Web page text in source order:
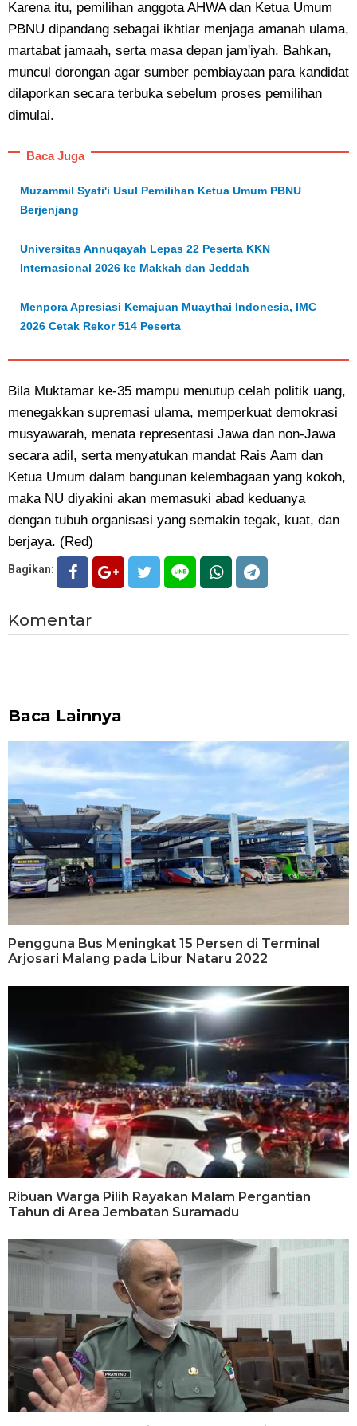
Karena itu, pemilihan anggota AHWA dan Ketua Umum
PBNU dipandang sebagai ikhtiar menjaga amanah ulama,
martabat jamaah, serta masa depan jam'iyah. Bahkan,
muncul dorongan agar sumber pembiayaan para kandidat
dilaporkan secara terbuka sebelum proses pemilihan
dimulai.
Baca Juga
Muzammil Syafi'i Usul Pemilihan Ketua Umum PBNU
Berjenjang
Universitas Annuqayah Lepas 22 Peserta KKN
Internasional 2026 ke Makkah dan Jeddah
Menpora Apresiasi Kemajuan Muaythai Indonesia, IMC
2026 Cetak Rekor 514 Peserta
Bila Muktamar ke-35 mampu menutup celah politik uang,
menegakkan supremasi ulama, memperkuat demokrasi
musyawarah, menata representasi Jawa dan non-Jawa
secara adil, serta menyatukan mandat Rais Aam dan
Ketua Umum dalam bangunan kelembagaan yang kokoh,
maka NU diyakini akan memasuki abad keduanya
dengan tubuh organisasi yang semakin tegak, kuat, dan
berjaya. (Red)
Bagikan:
Komentar
Baca Lainnya
Pengguna Bus Meningkat 15 Persen di Terminal
Arjosari Malang pada Libur Nataru 2022
Ribuan Warga Pilih Rayakan Malam Pergantian
Tahun di Area Jembatan Suramadu